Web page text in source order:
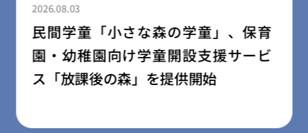
2026.08.03
【ふるさと納税for Good×石川県小
松市】ポムポムプリン30周年を記念
した地域応援プロジェクトを8月1日